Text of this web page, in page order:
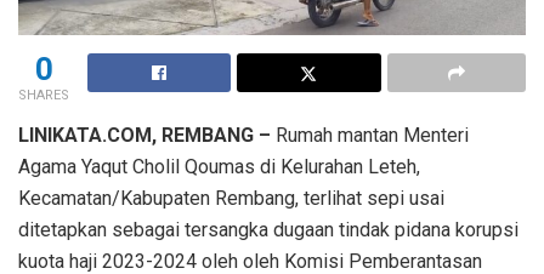
0
SHARES
LINIKATA.COM, REMBANG – Rumah mantan Menteri
Agama Yaqut Cholil Qoumas di Kelurahan Leteh,
Kecamatan/Kabupaten Rembang, terlihat sepi usai
ditetapkan sebagai tersangka dugaan tindak pidana korupsi
kuota haji 2023-2024 oleh oleh Komisi Pemberantasan